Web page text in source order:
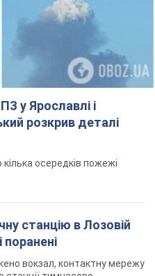
станцію в Лозовій
вокзал, контактну мережу
станції тимчасово